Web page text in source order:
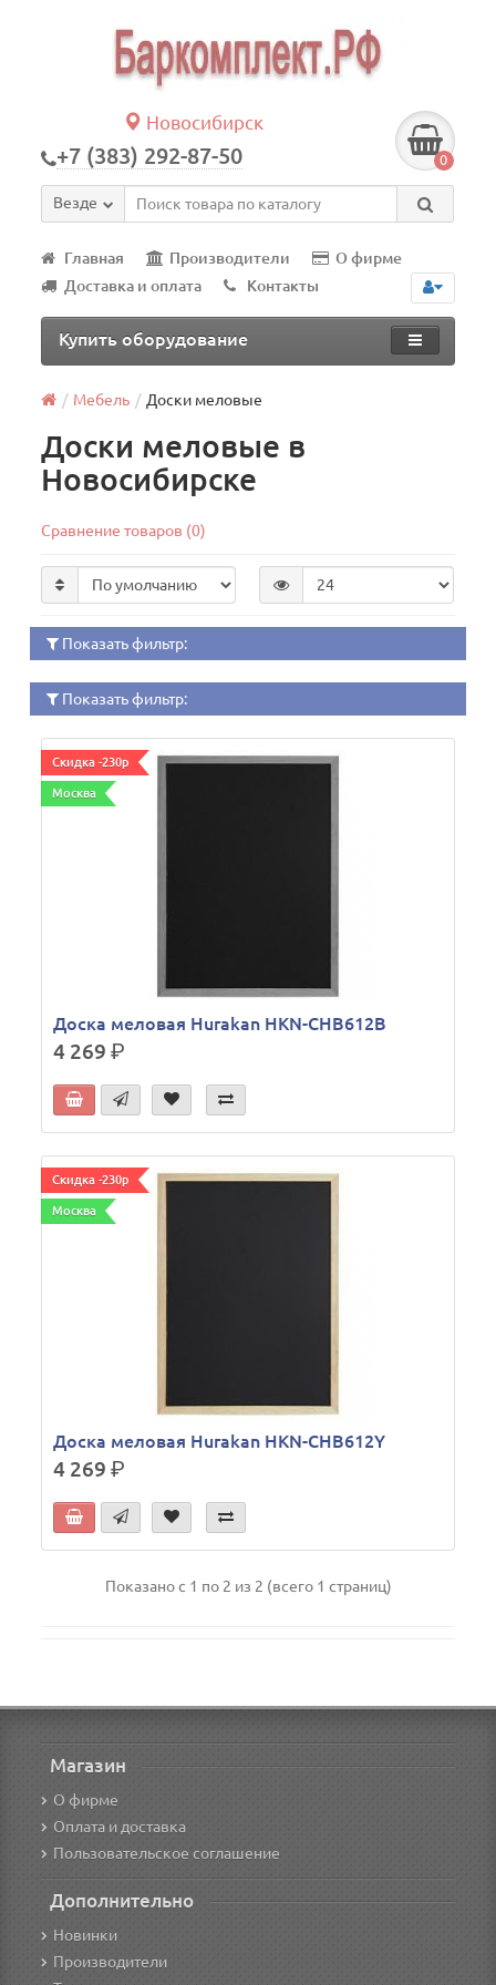
Новосибирск
+7 (383) 292-87-50 0
Везде
Главная Производители
О фирме
Доставка и оплата
Контакты
Купить оборудование
Мебель Доски меловые
Доски меловые в
Новосибирске
Сравнение товаров (0)
Показать фильтр:
Показать фильтр:
Скидка -230р
Москва
Доска меловая Hurakan HKN-CHB612B
4 269р.
Скидка -230р
Москва
Доска меловая Hurakan HKN-CHB612Y
4 269р.
Показано с 1 по 2 из 2 (всего 1 страниц)
Магазин
О фирме
Оплата и доставка
Пользовательское соглашение
Дополнительно
Новинки
Производители